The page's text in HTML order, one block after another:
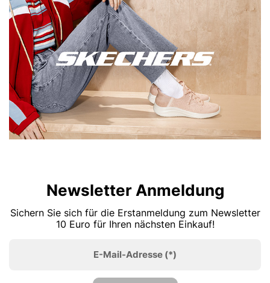
Newsletter Anmeldung
Sichern Sie sich für die Erstanmeldung zum Newsletter
10 Euro für Ihren nächsten Einkauf!
E-Mail-Adresse (*)